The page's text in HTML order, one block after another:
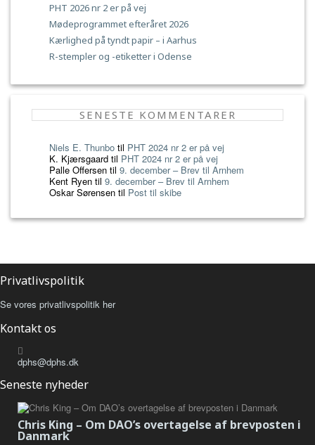
PHT 2026 nr 2 er på vej
Mødeprogrammet efteråret 2026
Kærlighed på tyndt papir – i Aarhus
R-stempler og -etiketter i Odense
SENESTE KOMMENTARER
Niels E. Thunbo til PHT 2024 nr 2 er på vej
K. Kjærsgaard til PHT 2024 nr 2 er på vej
Palle Offersen til 9. december – Brev til Arnhem
Kent Ryen til 9. december – Brev til Arnhem
Oskar Sørensen til Post til skibe
Privatlivspolitik
Se vores privatlivspolitik her
Kontakt os
dphs@dphs.dk
Seneste nyheder
Chris King – Om DAO’s overtagelse af brevposten i
Danmark